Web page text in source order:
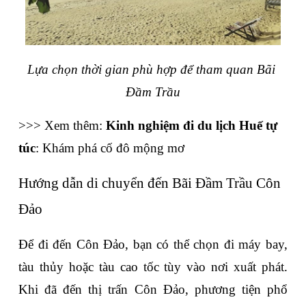
Lựa chọn thời gian phù hợp để tham quan Bãi
Đầm Trầu
>>> Xem thêm: Kinh nghiệm đi du lịch Huế tự
túc: Khám phá cố đô mộng mơ
Hướng dẫn di chuyển đến Bãi Đầm Trầu Côn
Đảo
Để đi đến Côn Đảo, bạn có thể chọn đi máy bay,
tàu thủy hoặc tàu cao tốc tùy vào nơi xuất phát.
Khi đã đến thị trấn Côn Đảo, phương tiện phổ